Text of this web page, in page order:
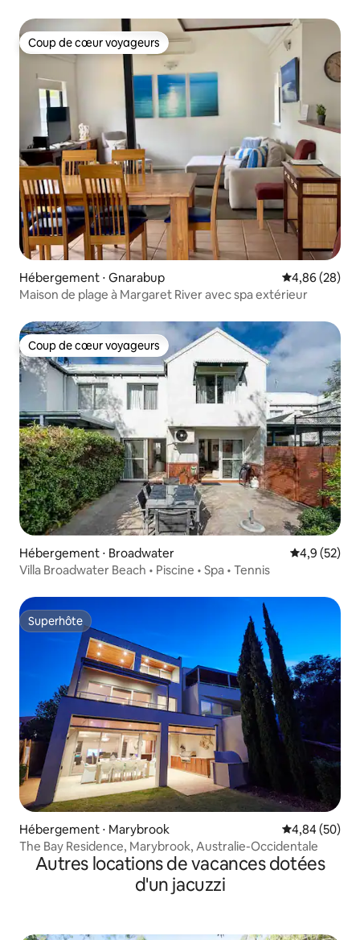
Coup de cœur voyageurs
Coup de cœur voyageurs
Hébergement ⋅ Gnarabup Évaluation
4,86 (28)
Maison de plage à Margaret River avec spa extérieur
Coup de cœur voyageurs
Coup de cœur voyageurs
Hébergement ⋅ Broadwater Évaluation
4,9 (52)
Villa Broadwater Beach • Piscine • Spa • Tennis
Superhôte
Superhôte
Hébergement ⋅ Marybrook Évaluation
4,84 (50)
The Bay Residence, Marybrook, Australie-Occidentale
Autres locations de vacances dotées
d'un jacuzzi